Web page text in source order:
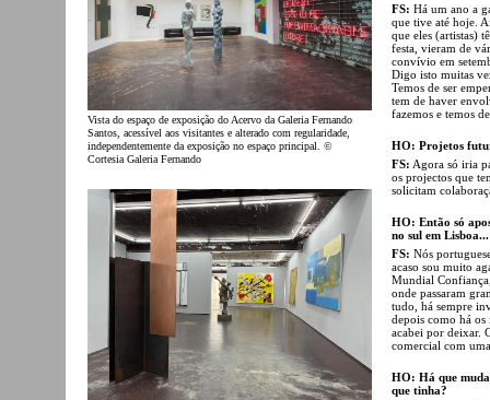
Vista do espaço de exposição do Acervo da Galeria Fernando
Santos, acessível aos visitantes e alterado com regularidade,
independentemente da exposição no espaço principal. ©
Cortesia Galeria Fernando
FS: Há um ano a
que tive até hoje.
que eles (artistas)
festa, vieram de
convívio em
Digo isto muitas
Temos de ser
tem de haver
fazemos e temos
HO: Projetos
FS: Agora só iria
os projectos que
solicitam
HO: Então só
no sul em Lisboa...
FS: Nós
acaso sou muito
Mundial
onde passaram
tudo, há sempre
depois como há os
acabei por deixar.
comercial com
HO: Há que
que tinha?